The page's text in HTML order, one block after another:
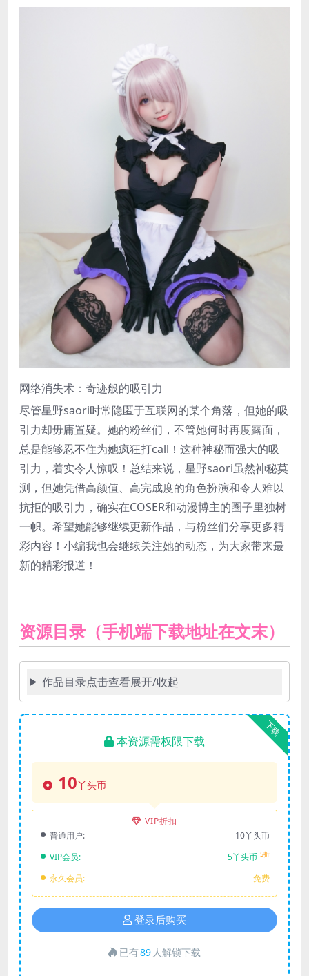
网络消失术：奇迹般的吸引力
尽管星野saori时常隐匿于互联网的某个角落，但她的吸
引力却毋庸置疑。她的粉丝们，不管她何时再度露面，
总是能够忍不住为她疯狂打call！这种神秘而强大的吸
引力，着实令人惊叹！总结来说，星野saori虽然神秘莫
测，但她凭借高颜值、高完成度的角色扮演和令人难以
抗拒的吸引力，确实在COSER和动漫博主的圈子里独树
一帜。希望她能够继续更新作品，与粉丝们分享更多精
彩内容！小编我也会继续关注她的动态，为大家带来最
新的精彩报道！
资源目录（手机端下载地址在文末）
作品目录点击查看展开/收起
下载
本资源需权限下载
10丫头币
VIP折扣
普通用户:
10丫头币
VIP会员:
5丫头币 5折
永久会员: 免费
登录后购买
已有89 人解锁下载